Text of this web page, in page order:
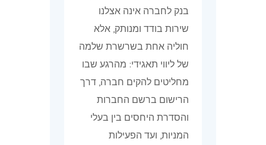
בנק לחברה אינה אצלנו
שירות בודד ומנותק, אלא
חוליה אחת בשרשרת שלמה
של ליווי תאגידי: מהרגע שבו
מחליטים להקים חברה, דרך
הרישום ברשם החברות
והסדרת היחסים בין בעלי
המניות, ועד הפעילות